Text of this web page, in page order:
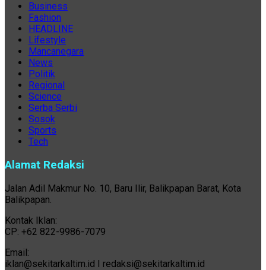
Business
Fashion
HEADLINE
Lifestyle
Mancanegara
News
Politik
Regional
Science
Serba Serbi
Sosok
Sports
Tech
Alamat Redaksi
Jalan Adil Makmur No. 10, Baru Ilir, Balikpapan Barat, Kota
Balikpapan.
Kontak Iklan:
CP: +62 822-9986-7079
Email:
iklan@sekitarkaltim.id I redaksi@sekitarkaltim.id